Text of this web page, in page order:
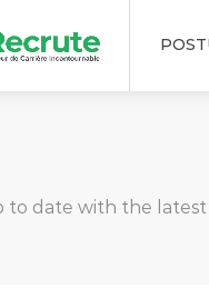
to date with the